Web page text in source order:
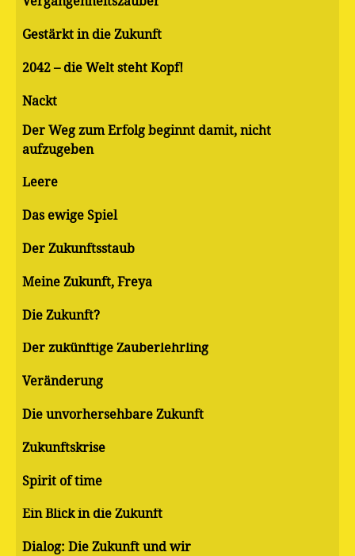
Gestärkt in die Zukunft
2042 – die Welt steht Kopf!
Nackt
Der Weg zum Erfolg beginnt damit, nicht
aufzugeben
Leere
Das ewige Spiel
Der Zukunftsstaub
Meine Zukunft, Freya
Die Zukunft?
Der zukünftige Zauberlehrling
Veränderung
Die unvorhersehbare Zukunft
Zukunftskrise
Spirit of time
Ein Blick in die Zukunft
Dialog: Die Zukunft und wir